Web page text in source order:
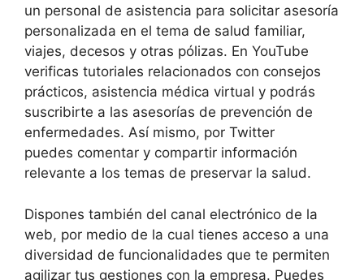
un personal de asistencia para solicitar asesoría
personalizada en el tema de salud familiar,
viajes, decesos y otras pólizas. En YouTube
verificas tutoriales relacionados con consejos
prácticos, asistencia médica virtual y podrás
suscribirte a las asesorías de prevención de
enfermedades. Así mismo, por Twitter
puedes comentar y compartir información
relevante a los temas de preservar la salud.
Dispones también del canal electrónico de la
web, por medio de la cual tienes acceso a una
diversidad de funcionalidades que te permiten
agilizar tus gestiones con la empresa. Puedes